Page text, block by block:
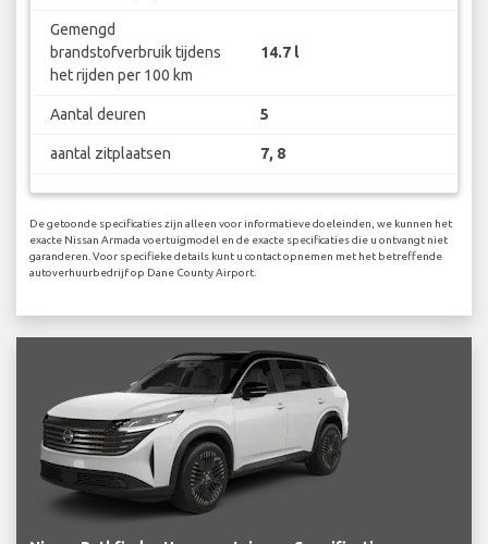
Gemengd
brandstofverbruik tijdens
het rijden per 100 km
14.7 l
Aantal deuren 5
aantal zitplaatsen 7, 8
De getoonde specificaties zijn alleen voor informatieve doeleinden, we kunnen het
exacte Nissan Armada voertuigmodel en de exacte specificaties die u ontvangt niet
garanderen. Voor specifieke details kunt u contact opnemen met het betreffende
autoverhuurbedrijf op Dane County Airport.